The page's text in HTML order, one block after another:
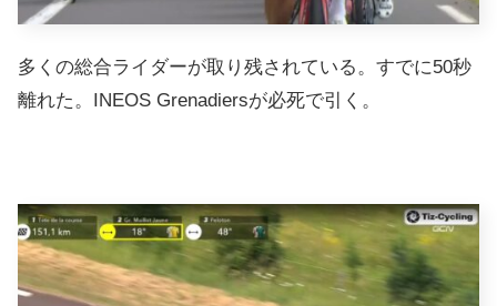
多くの総合ライダーが取り残されている。すでに50秒
離れた。INEOS Grenadiersが必死で引く。